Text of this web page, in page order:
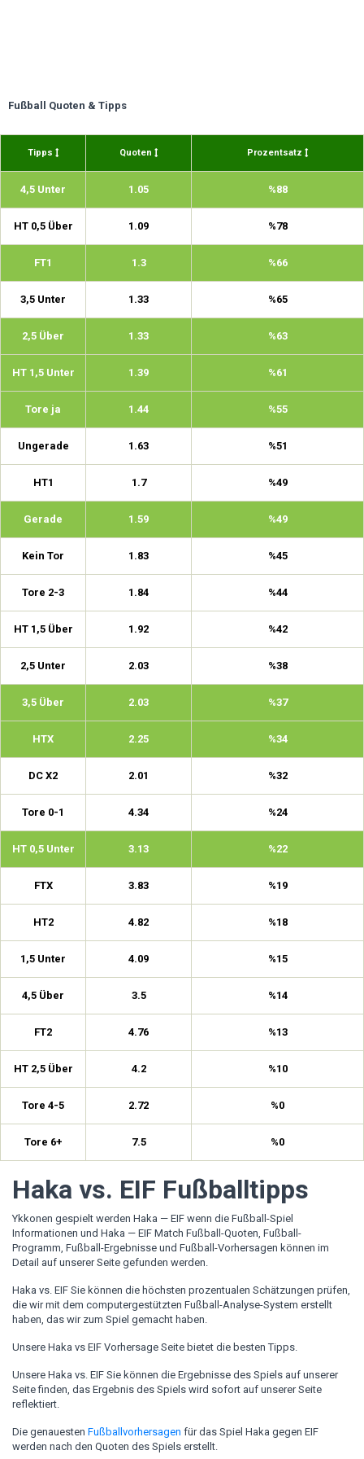
Fußball Quoten & Tipps
Tipps Quoten Prozentsatz
4,5 Unter 1.05 %88
HT 0,5 Über 1.09 %78
FT1 1.3 %66
3,5 Unter 1.33 %65
2,5 Über 1.33 %63
HT 1,5 Unter 1.39 %61
Tore ja 1.44 %55
Ungerade 1.63 %51
HT1 1.7 %49
Gerade 1.59 %49
Kein Tor 1.83 %45
Tore 2-3 1.84 %44
HT 1,5 Über 1.92 %42
2,5 Unter 2.03 %38
3,5 Über 2.03 %37
HTX 2.25 %34
DC X2 2.01 %32
Tore 0-1 4.34 %24
HT 0,5 Unter 3.13 %22
FTX 3.83 %19
HT2 4.82 %18
1,5 Unter 4.09 %15
4,5 Über 3.5 %14
FT2 4.76 %13
HT 2,5 Über 4.2 %10
Tore 4-5 2.72 %0
Tore 6+ 7.5 %0
Haka vs. EIF Fußballtipps
Ykkonen gespielt werden Haka — EIF wenn die Fußball-Spiel
Informationen und Haka — EIF Match Fußball-Quoten, Fußball-
Programm, Fußball-Ergebnisse und Fußball-Vorhersagen können im
Detail auf unserer Seite gefunden werden.
Haka vs. EIF Sie können die höchsten prozentualen Schätzungen prüfen,
die wir mit dem computergestützten Fußball-Analyse-System erstellt
haben, das wir zum Spiel gemacht haben.
Unsere Haka vs EIF Vorhersage Seite bietet die besten Tipps.
Unsere Haka vs. EIF Sie können die Ergebnisse des Spiels auf unserer
Seite finden, das Ergebnis des Spiels wird sofort auf unserer Seite
reflektiert.
Die genauesten Fußballvorhersagen für das Spiel Haka gegen EIF
werden nach den Quoten des Spiels erstellt.